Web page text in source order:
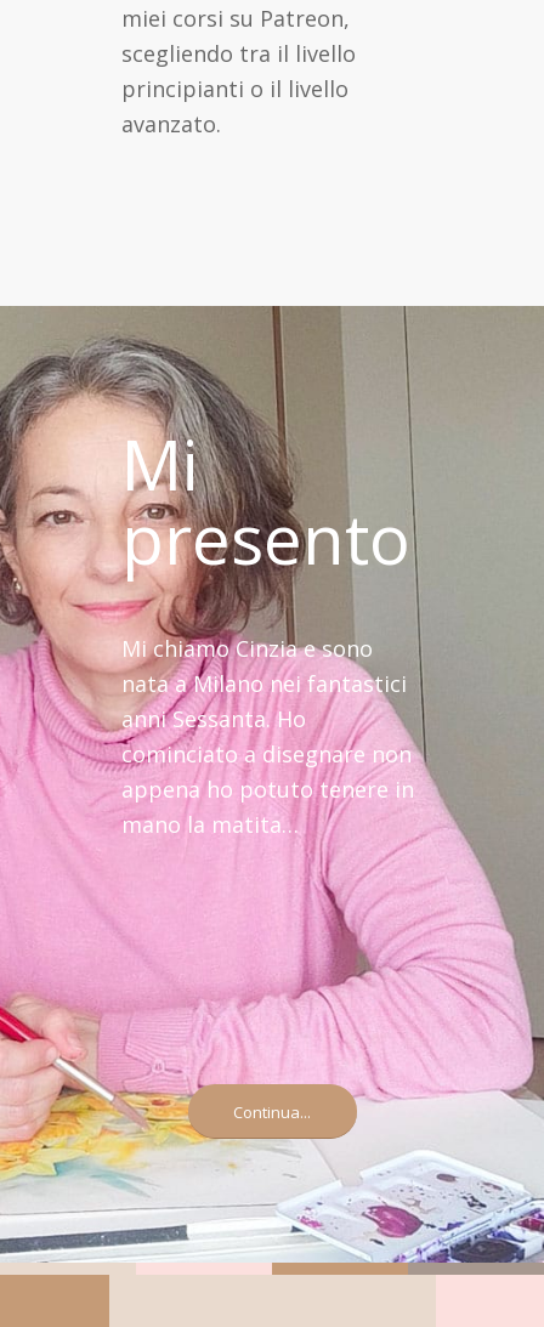
miei corsi su Patreon,
scegliendo tra il livello
principianti o il livello
avanzato.
Mi
presento
Mi chiamo Cinzia e sono
nata a Milano nei fantastici
anni Sessanta. Ho
cominciato a disegnare non
appena ho potuto tenere in
mano la matita…
Continua...